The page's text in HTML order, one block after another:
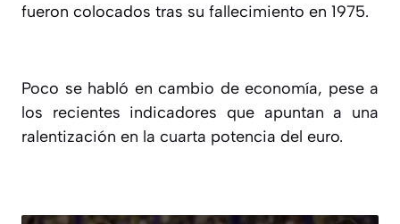
fueron colocados tras su fallecimiento en 1975.
Poco se habló en cambio de economía, pese a
los recientes indicadores que apuntan a una
ralentización en la cuarta potencia del euro.